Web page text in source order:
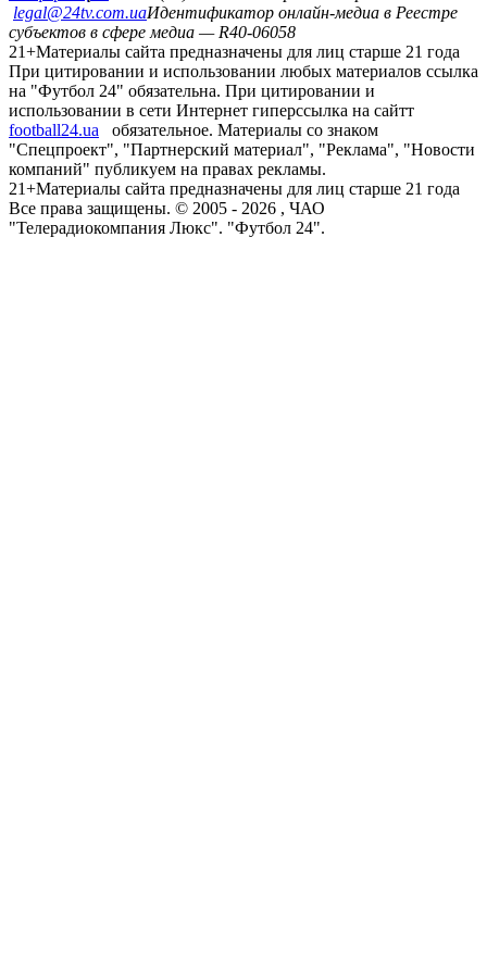
legal@24tv.com.uaИдентификатор онлайн-медиа в Реестре
субъектов в сфере медиа — R40-06058
21+Материалы сайта предназначены для лиц старше 21 года
При цитировании и использовании любых материалов ссылка
на "Футбол 24" обязательна. При цитировании и
использовании в сети Интернет гиперссылка на сайтт
football24.ua
обязательное. Материалы со знаком
"Спецпроект", "Партнерский материал", "Реклама", "Новости
компаний" публикуем на правах рекламы.
21+Материалы сайта предназначены для лиц старше 21 года
Все права защищены. © 2005 - 2026 , ЧАО
"Телерадиокомпания Люкс". "Футбол 24".